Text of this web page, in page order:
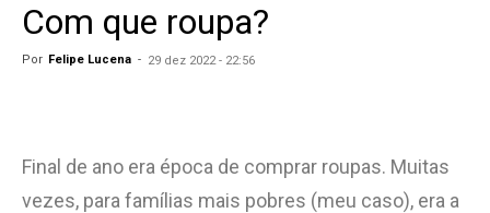
Com que roupa?
Por Felipe Lucena - 29 dez 2022 - 22:56
Final de ano era época de comprar roupas. Muitas
vezes, para famílias mais pobres (meu caso), era a